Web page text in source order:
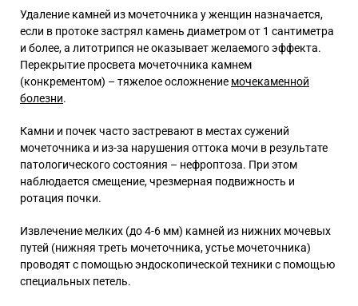
Удаление камней из мочеточника у женщин назначается,
если в протоке застрял камень диаметром от 1 сантиметра
и более, а литотрипся не оказывает желаемого эффекта.
Перекрытие просвета мочеточника камнем
(конкрементом) – тяжелое осложнение мочекаменной
болезни.
Камни и почек часто застревают в местах сужений
мочеточника и из-за нарушения оттока мочи в результате
патологического состояния – нефроптоза. При этом
наблюдается смещение, чрезмерная подвижность и
ротация почки.
Извлечение мелких (до 4-6 мм) камней из нижних мочевых
путей (нижняя треть мочеточника, устье мочеточника)
проводят с помощью эндоскопической техники с помощью
специальных петель.